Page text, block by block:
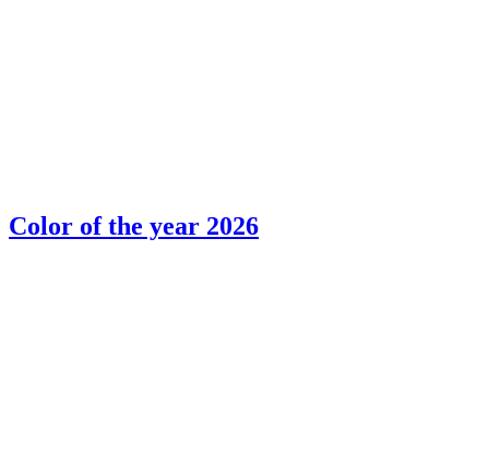
Color of the year 2026